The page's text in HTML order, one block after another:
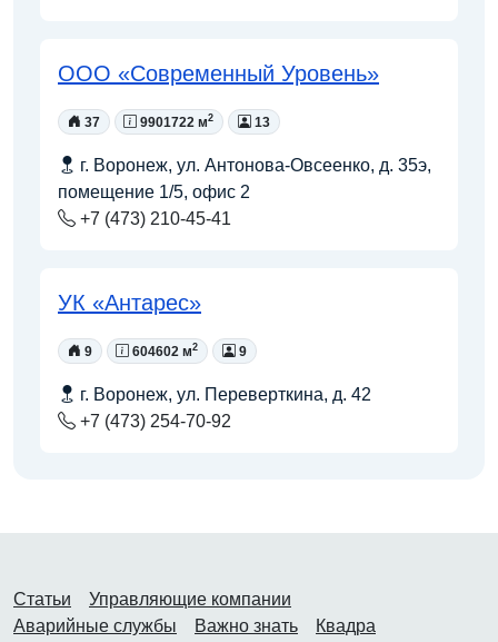
ООО «Современный Уровень»
37 9901722 м2 13
г. Воронеж, ул. Антонова-Овсеенко, д. 35э,
помещение 1/5, офис 2
+7 (473) 210-45-41
УК «Антарес»
9 604602 м2 9
г. Воронеж, ул. Переверткина, д. 42
+7 (473) 254-70-92
Статьи
Управляющие компании
Аварийные службы
Важно знать Квадра